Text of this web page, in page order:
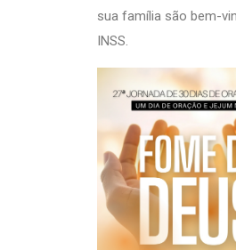
sua família são bem-
INSS.